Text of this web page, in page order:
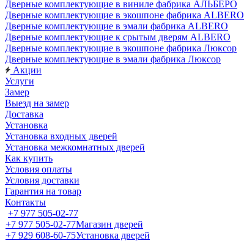
Дверные комплектующие в виниле фабрика АЛЬБЕРО
Дверные комплектующие в экошпоне фабрика ALBERO
Дверные комплектующие в эмали фабрика ALBERO
Дверные комплектующие к срытым дверям ALBERO
Дверные комплектующие в экошпоне фабрика Люксор
Дверные комплектующие в эмали фабрика Люксор
Акции
Услуги
Замер
Выезд на замер
Доставка
Установка
Установка входных дверей
Установка межкомнатных дверей
Как купить
Условия оплаты
Условия доставки
Гарантия на товар
Контакты
+7 977 505-02-77
+7 977 505-02-77Магазин дверей
+7 929 608-60-75Установка дверей